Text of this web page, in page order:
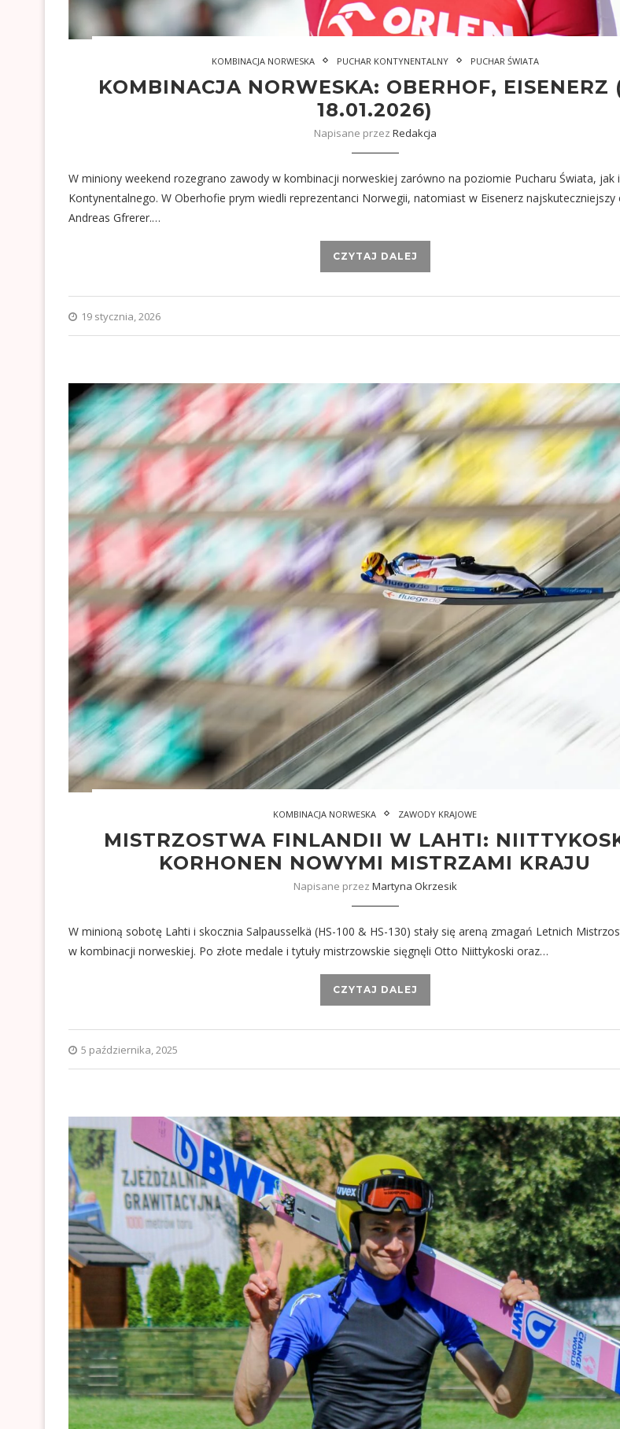
KOMBINACJA NORWESKA PUCHAR KONTYNENTALNY PUCHAR ŚWIATA
KOMBINACJA NORWESKA: OBERHOF, EISENERZ
18.01.2026)
Napisane przez Redakcja
W miniony weekend rozegrano zawody w kombinacji norweskiej zarówno na poziomie Pucharu Świata, jak i
Kontynentalnego. W Oberhofie prym wiedli reprezentanci Norwegii, natomiast w Eisenerz najskuteczniejszy
Andreas Gfrerer.…
CZYTAJ DALEJ
19 stycznia, 2026
KOMBINACJA NORWESKA ZAWODY KRAJOWE
MISTRZOSTWA FINLANDII W LAHTI:
KORHONEN NOWYMI MISTRZAMI KRAJU
Napisane przez Martyna Okrzesik
W minioną sobotę Lahti i skocznia Salpausselkä (HS-100 & HS-130) stały się areną zmagań Letnich
w kombinacji norweskiej. Po złote medale i tytuły mistrzowskie sięgnęli Otto Niittykoski oraz…
CZYTAJ DALEJ
5 października, 2025